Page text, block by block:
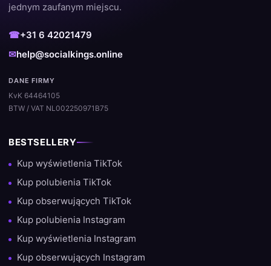
jednym zaufanym miejscu.
☎+31 6 42021479
✉help@socialkings.online
DANE FIRMY
KvK 64464105
BTW / VAT NL002250971B75
BESTSELLERY
Kup wyświetlenia TikTok
Kup polubienia TikTok
Kup obserwujących TikTok
Kup polubienia Instagram
Kup wyświetlenia Instagram
Kup obserwujących Instagram